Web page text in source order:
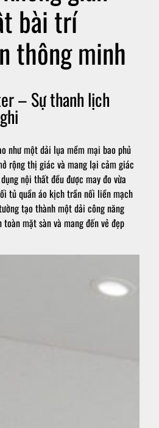
bài trí
thông minh
– Sự thanh lịch
như một dải lụa mềm mại bao phủ
rộng thị giác và mang lại cảm giác
nội thất đều được may đo vừa
tủ quần áo kịch trần nối liền mạch
tạo thành một dải công năng
mặt sàn và mang đến vẻ đẹp